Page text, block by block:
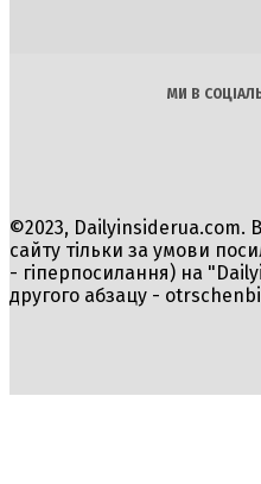
МИ В
©2023, Dailyinsiderua.com.
сайту тільки за умови
- гіперпосилання) на
другого абзацу -